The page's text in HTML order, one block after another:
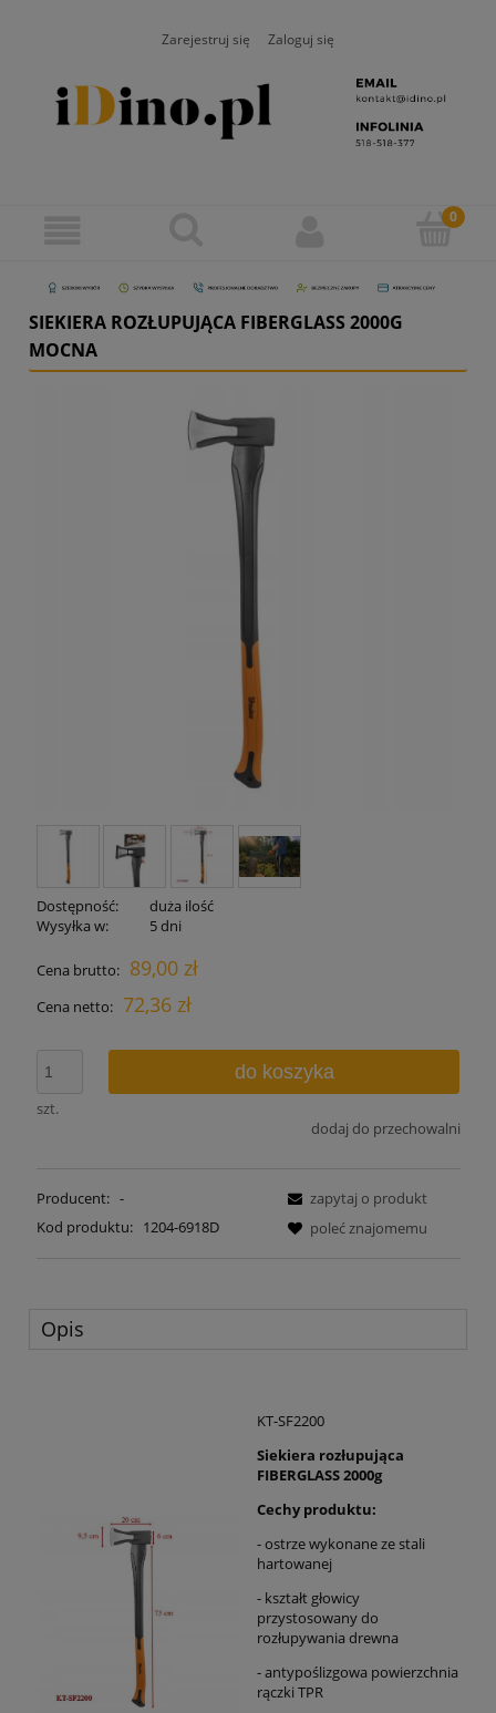
Zarejestruj się Zaloguj się
SIEKIERA ROZŁUPUJĄCA FIBERGLASS 2000G
MOCNA
Dostępność:
duża ilość
Wysyłka w:
5 dni
Cena brutto: 89,00 zł
Cena netto: 72,36 zł
szt.
do koszyka
dodaj do przechowalni
Producent: -
Kod produktu: 1204-6918D
zapytaj o produkt
poleć znajomemu
Opis
KT-SF2200
Siekiera rozłupująca
FIBERGLASS 2000g
Cechy produktu:
- ostrze wykonane ze stali
hartowanej
- kształt głowicy
przystosowany do
rozłupywania drewna
- antypoślizgowa powierzchnia
rączki TPR